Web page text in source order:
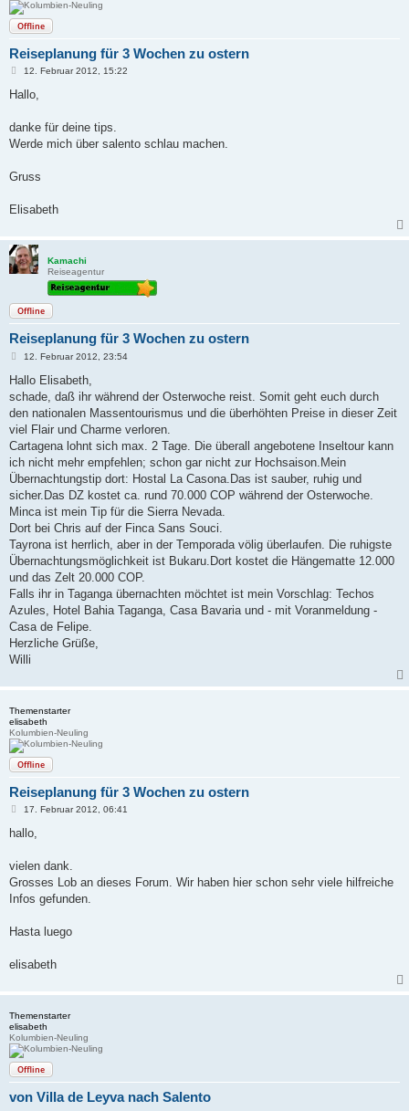
Offline
Reiseplanung für 3 Wochen zu ostern
B
i
a
12. Februar 2012, 15:22
Hallo,
danke für deine tips.
Werde mich über salento schlau machen.
Gruss
Elisabeth
Kamachi
Reiseagentur
Offline
Reiseplanung für 3 Wochen zu ostern
B
i
r
a
12. Februar 2012, 23:54
Hallo Elisabeth,
schade, daß ihr während der Osterwoche reist. Somit geht euch durch
den nationalen Massentourismus und die überhöhten Preise in dieser Zeit
viel Flair und Charme verloren.
Cartagena lohnt sich max. 2 Tage. Die überall angebotene Inseltour kann
ich nicht mehr empfehlen; schon gar nicht zur Hochsaison.Mein
Übernachtungstip dort: Hostal La Casona.Das ist sauber, ruhig und
sicher.Das DZ kostet ca. rund 70.000 COP während der Osterwoche.
Minca ist mein Tip für die Sierra Nevada.
Dort bei Chris auf der Finca Sans Souci.
Tayrona ist herrlich, aber in der Temporada völig überlaufen. Die ruhigste
Übernachtungsmöglichkeit ist Bukaru.Dort kostet die Hängematte 12.000
und das Zelt 20.000 COP.
Falls ihr in Taganga übernachten möchtet ist mein Vorschlag: Techos
Azules, Hotel Bahia Taganga, Casa Bavaria und - mit Voranmeldung -
Casa de Felipe.
Herzliche Grüße,
Willi
Themenstarter
elisabeth
Kolumbien-Neuling
Offline
Reiseplanung für 3 Wochen zu ostern
B
i
a
17. Februar 2012, 06:41
hallo,
vielen dank.
Grosses Lob an dieses Forum. Wir haben hier schon sehr viele hilfreiche
Infos gefunden.
Hasta luego
elisabeth
Themenstarter
elisabeth
Kolumbien-Neuling
Offline
von Villa de Leyva nach Salento